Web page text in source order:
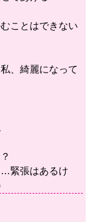
ことはできない
、綺麗になって
緊張はあるけ